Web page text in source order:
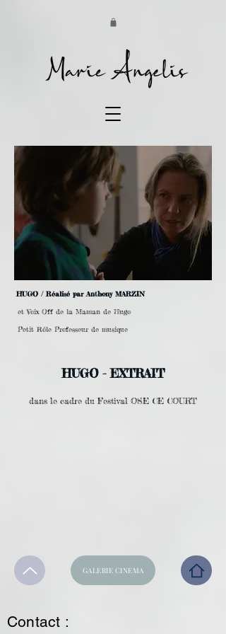
HUGO / Réalisé par Anthony MARZIN
et Voix Off de la Maman de Hugo
Petit Rôle Professeur de musique
HUGO - EXTRAIT
dans le cadre du Festival OSE CE COURT
GALERIE CINEMA
Contact :